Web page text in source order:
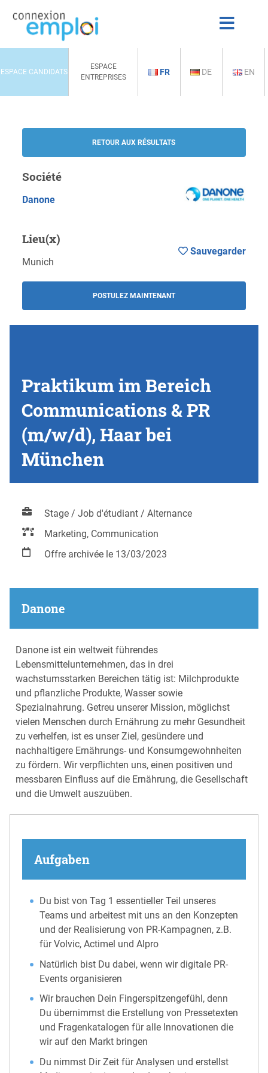
ESPACE CANDIDATS
ESPACE
ENTREPRISES
FR DE EN
RETOUR AUX RÉSULTATS
Société
Danone
Lieu(x)
Munich
POSTULEZ MAINTENANT
Sauvegarder
Praktikum im Bereich
Communications & PR
(m/w/d), Haar bei
München
Stage / Job d'étudiant / Alternance
Marketing, Communication
Offre archivée le 13/03/2023
Danone
Danone ist ein weltweit führendes
Lebensmittelunternehmen, das in drei
wachstumsstarken Bereichen tätig ist: Milchprodukte
und pflanzliche Produkte, Wasser sowie
Spezialnahrung. Getreu unserer Mission, möglichst
vielen Menschen durch Ernährung zu mehr Gesundheit
zu verhelfen, ist es unser Ziel, gesündere und
nachhaltigere Ernährungs- und Konsumgewohnheiten
zu fördern. Wir verpflichten uns, einen positiven und
messbaren Einfluss auf die Ernährung, die Gesellschaft
und die Umwelt auszuüben.
Aufgaben
Du bist von Tag 1 essentieller Teil unseres
Teams und arbeitest mit uns an den Konzepten
und der Realisierung von PR-Kampagnen, z.B.
für Volvic, Actimel und Alpro
Natürlich bist Du dabei, wenn wir digitale PR-
Events organisieren
Wir brauchen Dein Fingerspitzengefühl, denn
Du übernimmst die Erstellung von Pressetexten
und Fragenkatalogen für alle Innovationen die
wir auf den Markt bringen
Du nimmst Dir Zeit für Analysen und erstellst